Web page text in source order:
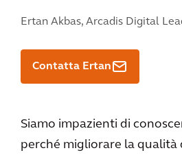
Ertan Akbas, Arcadis Digital
Contatta Ertan
Siamo impazienti di
perché migliorare la qualità